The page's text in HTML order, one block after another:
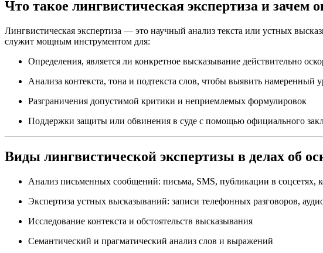
Что такое лингвистическая экспертиза и зачем
Лингвистическая экспертиза — это научный анализ текста или устных
служит мощным инструментом для:
Определения, является ли конкретное высказывание действительно
Анализа контекста, тона и подтекста слов, чтобы выявить намеренный
Разграничения допустимой критики и неприемлемых формулировок
Поддержки защиты или обвинения в суде с помощью официального
Виды лингвистической экспертизы в делах об
Анализ письменных сообщений: письма, SMS, публикации в соцсетях,
Экспертиза устных высказываний: записи телефонных разговоров,
Исследование контекста и обстоятельств высказывания
Семантический и прагматический анализ слов и выражений